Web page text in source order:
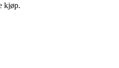
kjøp.